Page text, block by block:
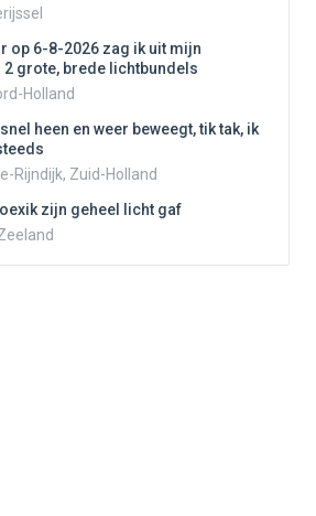
op 6-8-2026 zag ik uit mijn
2 grote, brede lichtbundels
Holland
heen en weer beweegt, tik tak, ik
Rijndijk, Zuid-Holland
zijn geheel licht gaf